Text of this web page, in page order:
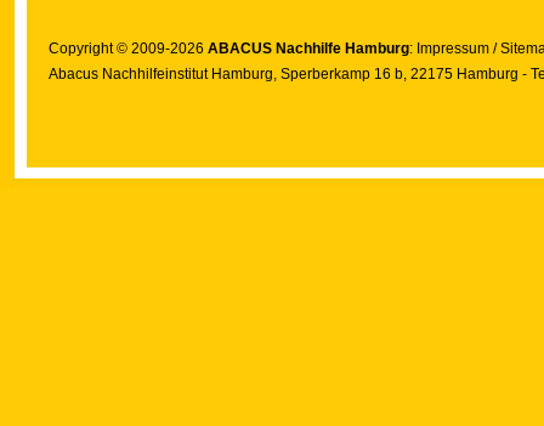
Copyright © 2009-2026 ABACUS Nachhilfe Hamburg: Impressum /
Abacus Nachhilfeinstitut Hamburg, Sperberkamp 16 b, 22175 Hamburg -